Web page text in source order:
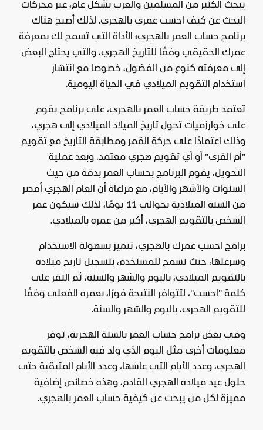
يبحث الكثير من المسلمين والعرب بشكل عام، عبر محركات
البحث عن كيف احسب عمري بالهجري. لذلك أصبح هناك
برنامج حساب العمر بالهجري؛ الأداة التي تسمح لك بمعرفة
عمرك الحقيقي وفقًا للتاريخ الهجري، والتي يحتاج البعض
إلى معرفته كنوع من الفضول، خصوصا مع انتشار
استخدام التقويم الميلادي في الحياة اليومية.
تعتمد طريقة حساب العمر بالهجري، على برنامج يقوم
على خوارزميات تحول تاريخ الميلاد الميلادي إلى هجري،
وذلك اعتمادًا على حركة القمر ومطابقة التاريخ مع تقويم
"أم القرى" أو أي تقويم هجري معتمد، وبعد عملية
التحويل، يقوم البرنامج بحساب العمر بدقة من حيث
السنوات والأشهر والأيام، مع مراعاة أن العام الهجري أقصر
من السنة الميلادية بحوالي 11 يومًا، لذلك سيكون عمر
الشخص بالتقويم الهجري، أكبر من عمره بالميلادي.
برامج احسب عمرك بالهجري، تتميز بسهولة الاستخدام
وسرعتها، حيث تسمح للمستخدم، بتسجيل تاريخ ميلاده
بالتقويم الميلادي، باليوم والشهر والسنة، ثم النقر على
كلمة "احسب"، لتتوافر النتيجة فورًا، بعمره الفعلي وفقًا
للتقويم الهجري، باليوم والشهر والسنة.
وفي بعض برامج حساب العمر بالسنة الهجرية، توفر
معلومات أخرى مثل اليوم الذي ولد فيه الشخص بالتقويم
الهجري، وعدد الأيام التي عاشها، وعدد الأيام المتبقية حتى
حلول عيد ميلاده الهجري القادم، وهذه خصائص إضافية
مميزة لكل من يبحث عن كيفية حساب العمر بالهجري.